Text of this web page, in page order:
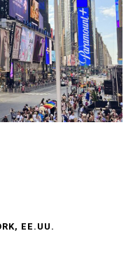
EE.UU.